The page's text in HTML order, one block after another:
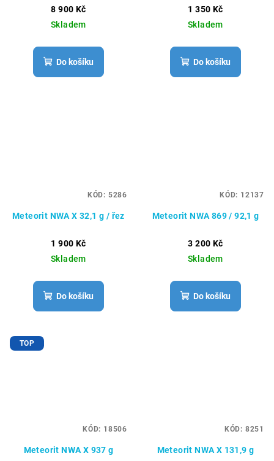
8 900 Kč
Skladem
Do košíku
1 350 Kč
Skladem
Do košíku
Meteorit NWA X 32,1 g / řez
1 900 Kč
Skladem
Do košíku
KÓD:5286
Meteorit NWA 869 / 92,1 g
3 200 Kč
Skladem
Do košíku
KÓD: 12137
TOP
Meteorit NWA X 937 g
KÓD: 18506
Meteorit NWA X 131,9 g
KÓD:8251